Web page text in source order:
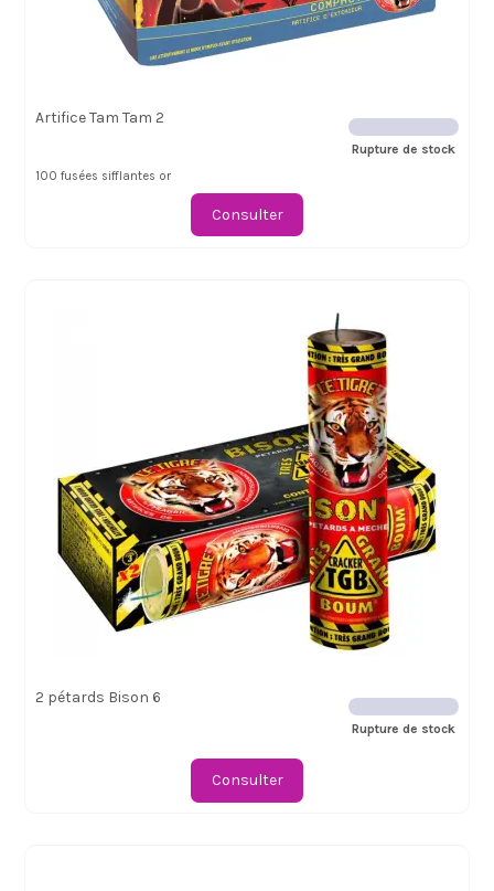
Artifice Tam Tam 2
Rupture de stock
100 fusées sifflantes or
Consulter
2 pétards Bison 6
Rupture de stock
Consulter